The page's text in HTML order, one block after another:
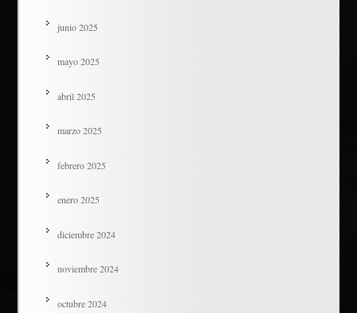
junio 2025
mayo 2025
abril 2025
marzo 2025
febrero 2025
enero 2025
diciembre 2024
noviembre 2024
octubre 2024